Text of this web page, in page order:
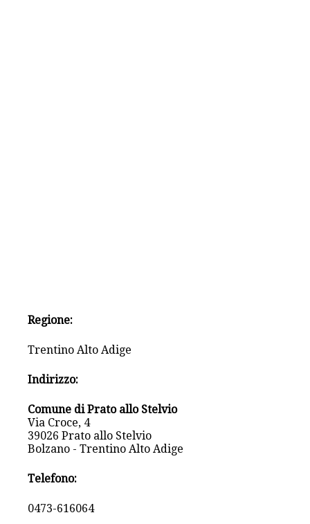
Regione:
Trentino Alto Adige
Indirizzo:
Comune di Prato allo Stelvio
Via Croce, 4
39026 Prato allo Stelvio
Bolzano - Trentino Alto Adige
Telefono:
0473-616064